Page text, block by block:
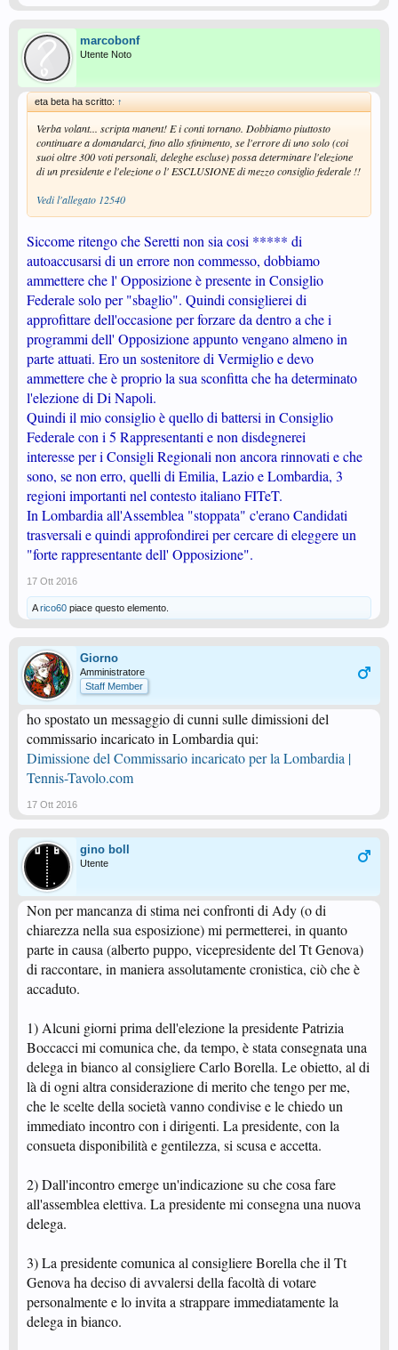
marcobonf
Utente Noto
eta beta ha scritto: ↑
Verba volant... scripta manent! E i conti tornano. Dobbiamo piuttosto
continuare a domandarci, fino allo sfinimento, se l'errore di uno solo (coi
suoi oltre 300 voti personali, deleghe escluse) possa determinare l'elezione
di un presidente e l'elezione o l' ESCLUSIONE di mezzo consiglio federale !!
Vedi l'allegato 12540
Siccome ritengo che Seretti non sia cosi ***** di
autoaccusarsi di un errore non commesso, dobbiamo
ammettere che l' Opposizione è presente in Consiglio
Federale solo per "sbaglio". Quindi consiglierei di
approfittare dell'occasione per forzare da dentro a che i
programmi dell' Opposizione appunto vengano almeno in
parte attuati. Ero un sostenitore di Vermiglio e devo
ammettere che è proprio la sua sconfitta che ha determinato
l'elezione di Di Napoli.
Quindi il mio consiglio è quello di battersi in Consiglio
Federale con i 5 Rappresentanti e non disdegnerei
interesse per i Consigli Regionali non ancora rinnovati e che
sono, se non erro, quelli di Emilia, Lazio e Lombardia, 3
regioni importanti nel contesto italiano FITeT.
In Lombardia all'Assemblea "stoppata" c'erano Candidati
trasversali e quindi approfondirei per cercare di eleggere un
"forte rappresentante dell' Opposizione".
17 Ott 2016
Arico60 piace questo elemento.
Giorno
Amministratore
Staff Member
ho spostato un messaggio di cunni sulle dimissioni del
commissario incaricato in Lombardia qui:
Dimissione del Commissario incaricato per la Lombardia |
Tennis-Tavolo.com
17 Ott 2016
gino boll
Utente
Non per mancanza di stima nei confronti di Ady (o di
chiarezza nella sua esposizione) mi permetterei, in quanto
parte in causa (alberto puppo, vicepresidente del Tt Genova)
di raccontare, in maniera assolutamente cronistica, ciò che è
accaduto.
1) Alcuni giorni prima dell'elezione la presidente Patrizia
Boccacci mi comunica che, da tempo, è stata consegnata una
delega in bianco al consigliere Carlo Borella. Le obietto, al di
là di ogni altra considerazione di merito che tengo per me,
che le scelte della società vanno condivise e le chiedo un
immediato incontro con i dirigenti. La presidente, con la
consueta disponibilità e gentilezza, si scusa e accetta.
2) Dall'incontro emerge un'indicazione su che cosa fare
all'assemblea elettiva. La presidente mi consegna una nuova
delega.
3) La presidente comunica al consigliere Borella che il Tt
Genova ha deciso di avvalersi della facoltà di votare
personalmente e lo invita a strappare immediatamente la
delega in bianco.